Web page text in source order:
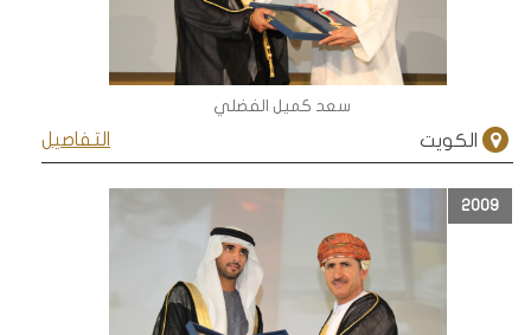
سعد كميل الفضلي
التفاصيل الكويت
2009